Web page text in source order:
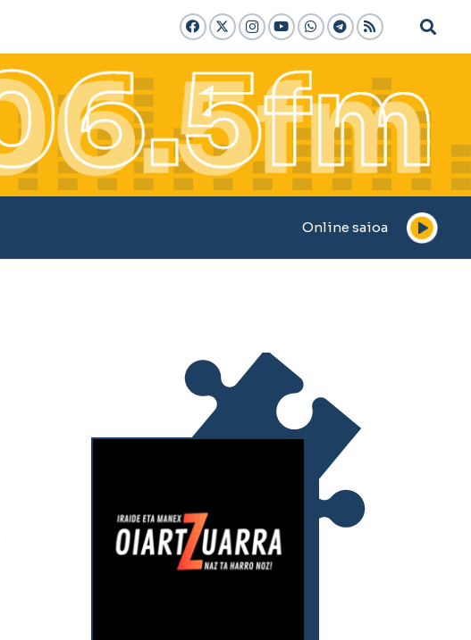
Online saioa